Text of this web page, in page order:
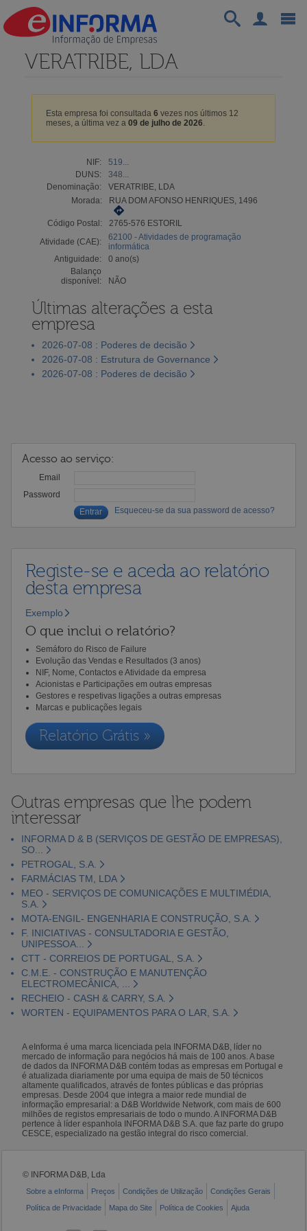
VERATRIBE, LDA
Esta empresa foi consultada 6 vezes nos últimos 12
meses, a última vez a 09 de julho de 2026.
NIF:
519...
DUNS:
348...
Denominação:
VERATRIBE, LDA
Morada:
RUA DOM AFONSO HENRIQUES, 1496
Código Postal:
2765-576 ESTORIL
Atividade (CAE):
62100 - Atividades de programação
informática
Antiguidade:
0 ano(s)
Balanço
disponível:
NÃO
Últimas alterações a esta
empresa
2026-07-08 : Poderes de decisão
2026-07-08 : Estrutura de Governance
2026-07-08 : Poderes de decisão
Acesso ao serviço:
Email
Password
Esqueceu-se da sua password de acesso?
Registe-se e aceda ao relatório
desta empresa
Exemplo
O que inclui o relatório?
Semáforo do Risco de Failure
Evolução das Vendas e Resultados (3 anos)
NIF, Nome, Contactos e Atividade da empresa
Acionistas e Participações em outras empresas
Gestores e respetivas ligações a outras empresas
Marcas e publicações legais
Relatório Grátis »
Outras empresas que lhe podem
interessar
INFORMA D & B (SERVIÇOS DE GESTÃO DE EMPRESAS),
SO...
PETROGAL, S.A.
FARMÁCIAS TM, LDA
MEO - SERVIÇOS DE COMUNICAÇÕES E MULTIMÉDIA,
S.A.
MOTA-ENGIL- ENGENHARIA E CONSTRUÇÃO, S.A.
F. INICIATIVAS - CONSULTADORIA E GESTÃO,
UNIPESSOA...
CTT - CORREIOS DE PORTUGAL, S.A.
C.M.E. - CONSTRUÇÃO E MANUTENÇÃO
ELECTROMECÂNICA, ...
RECHEIO - CASH & CARRY, S.A.
WORTEN - EQUIPAMENTOS PARA O LAR, S.A.
A eInforma é uma marca licenciada pela INFORMA D&B, líder no
mercado de informação para negócios há mais de 100 anos. A base
de dados da INFORMA D&B contém todas as empresas em Portugal e
é atualizada diariamente por uma equipa de mais de 50 técnicos
altamente qualificados, através de fontes públicas e das próprias
empresas. Desde 2004 que integra a maior rede mundial de
informação empresarial: a D&B Worldwide Network, com mais de 600
milhões de registos empresariais de todo o mundo. A INFORMA D&B
pertence à líder espanhola INFORMA D&B S.A. que faz parte do grupo
CESCE, especializado na gestão integral do risco comercial.
© INFORMA D&B, Lda
Sobre a eInforma Preços Condições de Utilização
Condições Gerais
Política de Privacidade
Mapa do Site Política de Cookies Ajuda